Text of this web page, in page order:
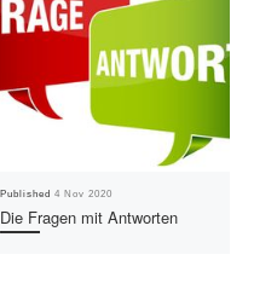
Published4 Nov 2020
Die Fragen mit Antworten